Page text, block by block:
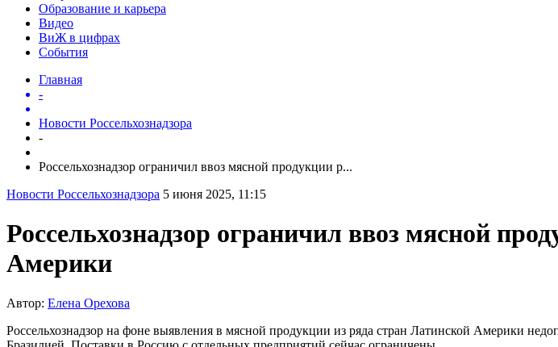
Образование и карьера
Видео
ВиЖ в цифрах
События
Главная
-
Новости Россельхознадзора
-
Россельхознадзор ограничил ввоз мясной продукции р...
Новости Россельхознадзора 5 июня 2025, 11:15
Россельхознадзор ограничил ввоз мясной
Америки
Автор: Елена Орехова
Россельхознадзор на фоне выявления в мясной продукции из ряда стран Латинской Америки